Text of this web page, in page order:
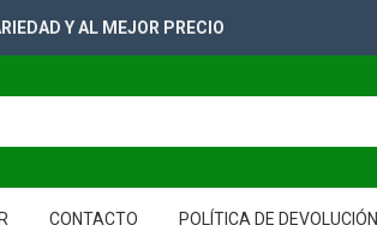
PARA TUS GONDOLAS
CONTACTO POLÍTICA DE DEVOLUCIÓN